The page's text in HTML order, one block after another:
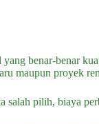
benar-benar
maupun proyek
salah pilih, biaya